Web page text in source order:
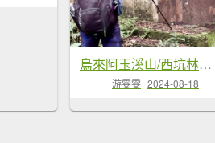
烏來阿玉溪山/西坑林道/探勘派出護管所彈藥庫遺址至獅坑橋
游雯雯 2024-08-18